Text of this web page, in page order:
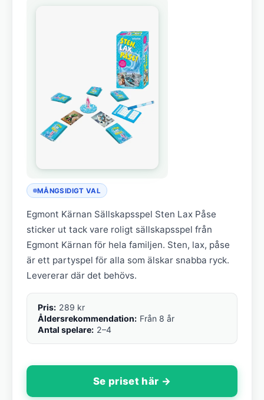
MÅNGSIDIGT VAL
Egmont Kärnan Sällskapsspel Sten Lax Påse
sticker ut tack vare roligt sällskapsspel från
Egmont Kärnan för hela familjen. Sten, lax, påse
är ett partyspel för alla som älskar snabba ryck.
Levererar där det behövs.
Pris: 289 kr
Åldersrekommendation: Från 8 år
Antal spelare: 2–4
Se priset här →